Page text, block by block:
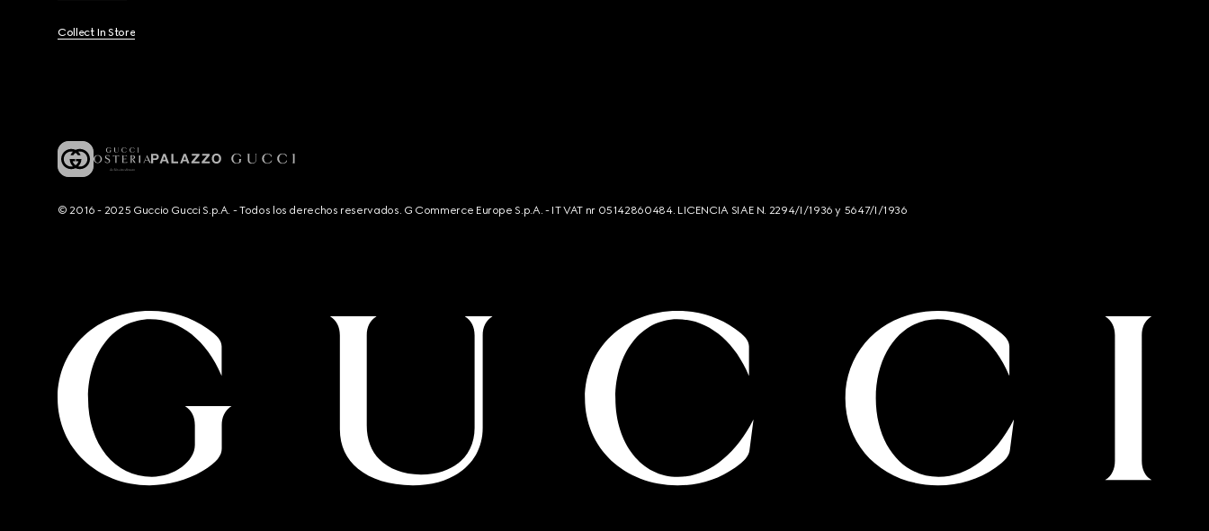
Collect In Store
© 2016 - 2025 Guccio Gucci S.p.A. - Todos los derechos reservados. G Commerce Europe S.p.A. - IT VAT nr 05142860484. LICENCIA SIAE N. 2294/I/1936 y 5647/I/1936